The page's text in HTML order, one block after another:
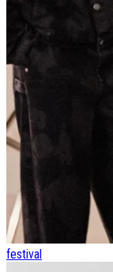
festival